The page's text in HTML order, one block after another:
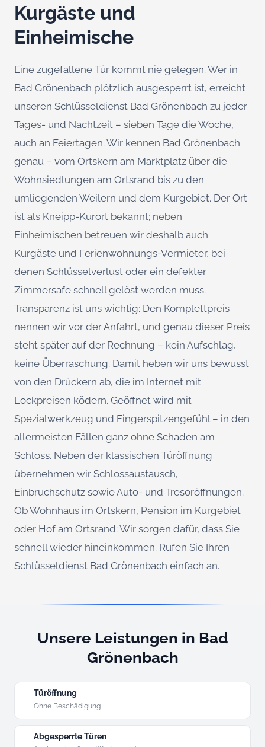
Kurgäste und
Einheimische
Eine zugefallene Tür kommt nie gelegen. Wer in
Bad Grönenbach plötzlich ausgesperrt ist, erreicht
unseren Schlüsseldienst Bad Grönenbach zu jeder
Tages- und Nachtzeit – sieben Tage die Woche,
auch an Feiertagen. Wir kennen Bad Grönenbach
genau – vom Ortskern am Marktplatz über die
Wohnsiedlungen am Ortsrand bis zu den
umliegenden Weilern und dem Kurgebiet. Der Ort
ist als Kneipp-Kurort bekannt; neben
Einheimischen betreuen wir deshalb auch
Kurgäste und Ferienwohnungs-Vermieter, bei
denen Schlüsselverlust oder ein defekter
Zimmersafe schnell gelöst werden muss.
Transparenz ist uns wichtig: Den Komplettpreis
nennen wir vor der Anfahrt, und genau dieser Preis
steht später auf der Rechnung – kein Aufschlag,
keine Überraschung. Damit heben wir uns bewusst
von den Drückern ab, die im Internet mit
Lockpreisen ködern. Geöffnet wird mit
Spezialwerkzeug und Fingerspitzengefühl – in den
allermeisten Fällen ganz ohne Schaden am
Schloss. Neben der klassischen Türöffnung
übernehmen wir Schlossaustausch,
Einbruchschutz sowie Auto- und Tresoröffnungen.
Ob Wohnhaus im Ortskern, Pension im Kurgebiet
oder Hof am Ortsrand: Wir sorgen dafür, dass Sie
schnell wieder hineinkommen. Rufen Sie Ihren
Schlüsseldienst Bad Grönenbach einfach an.
Unsere Leistungen in Bad
Grönenbach
Türöffnung
Ohne Beschädigung
Abgesperrte Türen